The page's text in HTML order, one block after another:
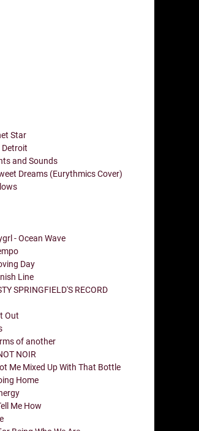
Star
Detroit
and Sounds
Dreams (Eurythmics Cover)
- Ocean Wave
Day
Line
SPRINGFIELD'S RECORD
Out
of another
NOIR
Me Mixed Up With That Bottle
Home
Me How